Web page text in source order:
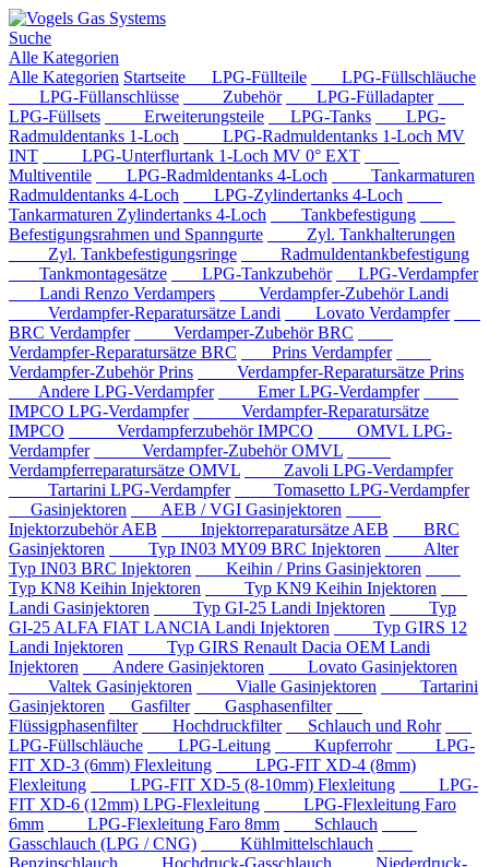
Suche
Alle Kategorien
Alle Kategorien Startseite LPG-Füllteile
LPG-Füllschläuche
LPG-Füllanschlüsse
Zubehör
LPG-Fülladapter
LPG-Füllsets
Erweiterungsteile LPG-Tanks
LPG-
Radmuldentanks 1-Loch
LPG-Radmuldentanks 1-Loch MV
INT
LPG-Unterflurtank 1-Loch MV 0° EXT
Multiventile
LPG-Radmldentanks 4-Loch
Tankarmaturen
Radmuldentanks 4-Loch
LPG-Zylindertanks 4-Loch
Tankarmaturen Zylindertanks 4-Loch
Tankbefestigung
Befestigungsrahmen und Spanngurte
Zyl. Tankhalterungen
Zyl. Tankbefestigungsringe
Radmuldentankbefestigung
Tankmontagesätze
LPG-Tankzubehör
LPG-Verdampfer
Landi Renzo Verdampers
Verdampfer-Zubehör Landi
Verdampfer-Reparatursätze Landi
Lovato Verdampfer
BRC Verdampfer
Verdamper-Zubehör BRC
Verdampfer-Reparatursätze BRC
Prins Verdampfer
Verdampfer-Zubehör Prins
Verdampfer-Reparatursätze Prins
Andere LPG-Verdampfer
Emer LPG-Verdampfer
IMPCO LPG-Verdampfer
Verdampfer-Reparatursätze
IMPCO
Verdampferzubehör IMPCO
OMVL LPG-
Verdampfer
Verdampfer-Zubehör OMVL
Verdampferreparatursätze OMVL
Zavoli LPG-Verdampfer
Tartarini LPG-Verdampfer
Tomasetto LPG-Verdampfer
Gasinjektoren
AEB / VGI Gasinjektoren
Injektorzubehör AEB
Injektorreparatursätze AEB
BRC
Gasinjektoren
Typ IN03 MY09 BRC Injektoren
Alter
Typ IN03 BRC Injektoren
Keihin / Prins Gasinjektoren
Typ KN8 Keihin Injektoren
Typ KN9 Keihin Injektoren
Landi Gasinjektoren
Typ GI-25 Landi Injektoren
Typ
GI-25 ALFA FIAT LANCIA Landi Injektoren
Typ GIRS 12
Landi Injektoren
Typ GIRS Renault Dacia OEM Landi
Injektoren
Andere Gasinjektoren
Lovato Gasinjektoren
Valtek Gasinjektoren
Vialle Gasinjektoren
Tartarini
Gasinjektoren
Gasfilter
Gasphasenfilter
Flüssigphasenfilter
Hochdruckfilter
Schlauch und Rohr
LPG-Füllschläuche
LPG-Leitung Kupferrohr
LPG-
FIT XD-3 (6mm) Flexleitung
LPG-FIT XD-4 (8mm)
Flexleitung
LPG-FIT XD-5 (8-10mm) Flexleitung
LPG-
FIT XD-6 (12mm) LPG-Flexleitung
LPG-Flexleitung Faro
6mm
LPG-Flexleitung Faro 8mm
Schlauch
Gasschlauch (LPG / CNG)
Kühlmittelschlauch
Benzinschlauch
Hochdruck-Gasschlauch
Niederdruck-